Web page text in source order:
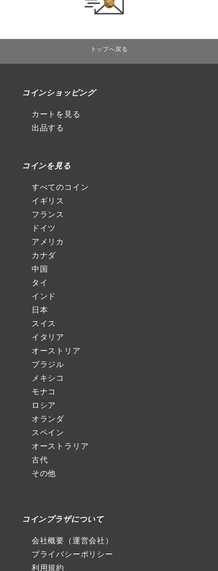
トップへ戻る
コインショッピング
カートを見る
出品する
コインを見る
すべてのコイン
イギリス
フランス
ドイツ
アメリカ
カナダ
中国
タイ
インド
日本
スイス
イタリア
オーストリア
ブラジル
メキシコ
モナコ
ロシア
オランダ
スペイン
オーストラリア
古代
その他
コインプラザについて
会社概要（運営会社）
プライバシーポリシー
利用規約